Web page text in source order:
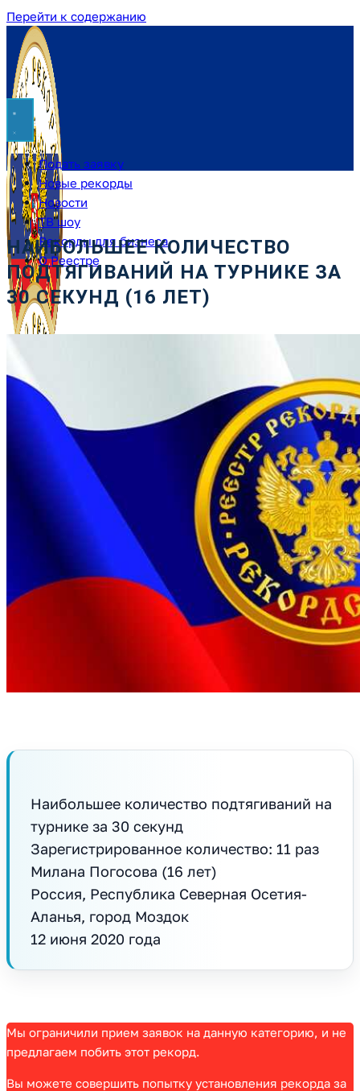
Перейти к содержанию
Подать заявку
Новые рекорды
Новости
ТВ шоу
Рекорды для бизнеса
О Реестре
Подать заявку
Новые рекорды
Новости
ТВ шоу
Рекорды для бизнеса
О Реестре
НАИБОЛЬШЕЕ КОЛИЧЕСТВО
ПОДТЯГИВАНИЙ НА ТУРНИКЕ ЗА
30 СЕКУНД (16 ЛЕТ)
Наибольшее количество подтягиваний на
турнике за 30 секунд
Зарегистрированное количество: 11 раз
Милана Погосова (16 лет)
Россия, Республика Северная Осетия-
Аланья, город Моздок
12 июня 2020 года
Мы ограничили прием заявок на данную категорию, и не
предлагаем побить этот рекорд.
Вы можете совершить попытку установления рекорда за